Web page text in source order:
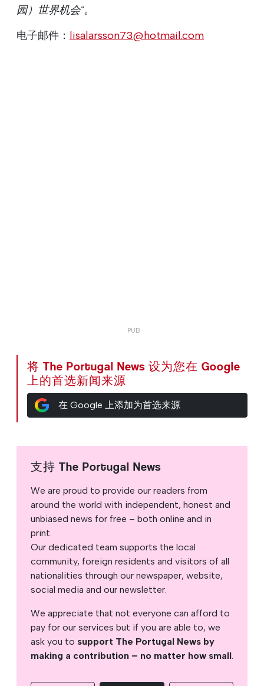
园）世界机会"。
电子邮件： lisalarsson73@hotmail.com
将 The Portugal News 设为您在 Google
上的首选新闻来源
在 Google 上添加为首选来源
支持 The Portugal News
We are proud to provide our readers from
around the world with independent, honest and
unbiased news for free – both online and in
print.
Our dedicated team supports the local
community, foreign residents and visitors of all
nationalities through our newspaper, website,
social media and our newsletter.
We appreciate that not everyone can afford to
pay for our services but if you are able to, we
ask you to support The Portugal News by
making a contribution – no matter how small.